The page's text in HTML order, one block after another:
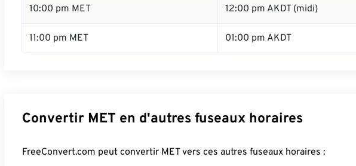
10:00 pm MET 12:00 pm AKDT (midi)
11:00 pm MET 01:00 pm AKDT
Convertir MET en d'autres fuseaux horaires
FreeConvert.com peut convertir MET vers ces autres fuseaux horaires :